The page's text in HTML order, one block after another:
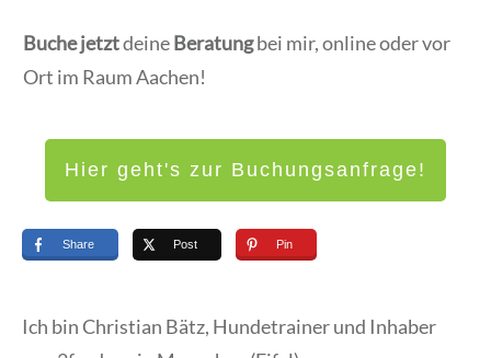
Buche jetztdeineBeratungbei mir, online oder vor
Ort im Raum Aachen!
Hier geht's zur Buchungsanfrage!
Share Post Pin
Ich bin Christian Bätz, Hundetrainer und Inhaber